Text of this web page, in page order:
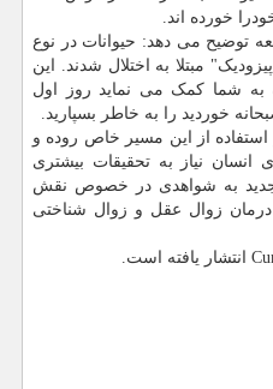
خورده اند.
توضیح می دهد: حیوانات در نوع
مبتلا به اختلال شدند. این
شما کمک می نماید روز اول
خوردید را به خاطر بسپارید.
از این مسیر خاص روده و
انسان نیاز به تحقیقات بیشتری
جدید به شواهدی در خصوص نقش
درمان زوال عقل و زوال شناختی